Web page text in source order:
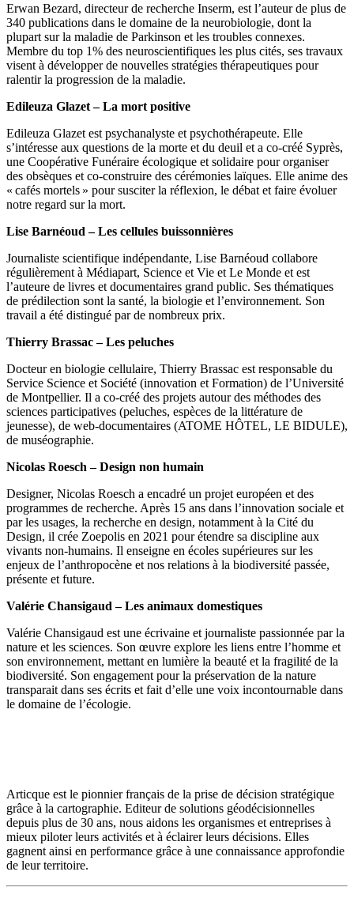
Erwan Bezard, directeur de recherche Inserm, est l’auteur de plus de
340 publications dans le domaine de la neurobiologie, dont la
plupart sur la maladie de Parkinson et les troubles connexes.
Membre du top 1% des neuroscientifiques les plus cités, ses travaux
visent à développer de nouvelles stratégies thérapeutiques pour
ralentir la progression de la maladie.
Edileuza Glazet – La mort positive
Edileuza Glazet est psychanalyste et psychothérapeute. Elle
s’intéresse aux questions de la morte et du deuil et a co-créé Syprès,
une Coopérative Funéraire écologique et solidaire pour organiser
des obsèques et co-construire des cérémonies laïques. Elle anime des
« cafés mortels » pour susciter la réflexion, le débat et faire évoluer
notre regard sur la mort.
Lise Barnéoud – Les cellules buissonnières
Journaliste scientifique indépendante, Lise Barnéoud collabore
régulièrement à Médiapart, Science et Vie et Le Monde et est
l’auteure de livres et documentaires grand public. Ses thématiques
de prédilection sont la santé, la biologie et l’environnement. Son
travail a été distingué par de nombreux prix.
Thierry Brassac – Les peluches
Docteur en biologie cellulaire, Thierry Brassac est responsable du
Service Science et Société (innovation et Formation) de l’Université
de Montpellier. Il a co-créé des projets autour des méthodes des
sciences participatives (peluches, espèces de la littérature de
jeunesse), de web-documentaires (ATOME HÔTEL, LE BIDULE),
de muséographie.
Nicolas Roesch – Design non humain
Designer, Nicolas Roesch a encadré un projet européen et des
programmes de recherche. Après 15 ans dans l’innovation sociale et
par les usages, la recherche en design, notamment à la Cité du
Design, il crée Zoepolis en 2021 pour étendre sa discipline aux
vivants non-humains. Il enseigne en écoles supérieures sur les
enjeux de l’anthropocène et nos relations à la biodiversité passée,
présente et future.
Valérie Chansigaud – Les animaux domestiques
Valérie Chansigaud est une écrivaine et journaliste passionnée par la
nature et les sciences. Son œuvre explore les liens entre l’homme et
son environnement, mettant en lumière la beauté et la fragilité de la
biodiversité. Son engagement pour la préservation de la nature
transparait dans ses écrits et fait d’elle une voix incontournable dans
le domaine de l’écologie.
Articque est le pionnier français de la prise de décision stratégique
grâce à la cartographie. Editeur de solutions géodécisionnelles
depuis plus de 30 ans, nous aidons les organismes et entreprises à
mieux piloter leurs activités et à éclairer leurs décisions. Elles
gagnent ainsi en performance grâce à une connaissance approfondie
de leur territoire.